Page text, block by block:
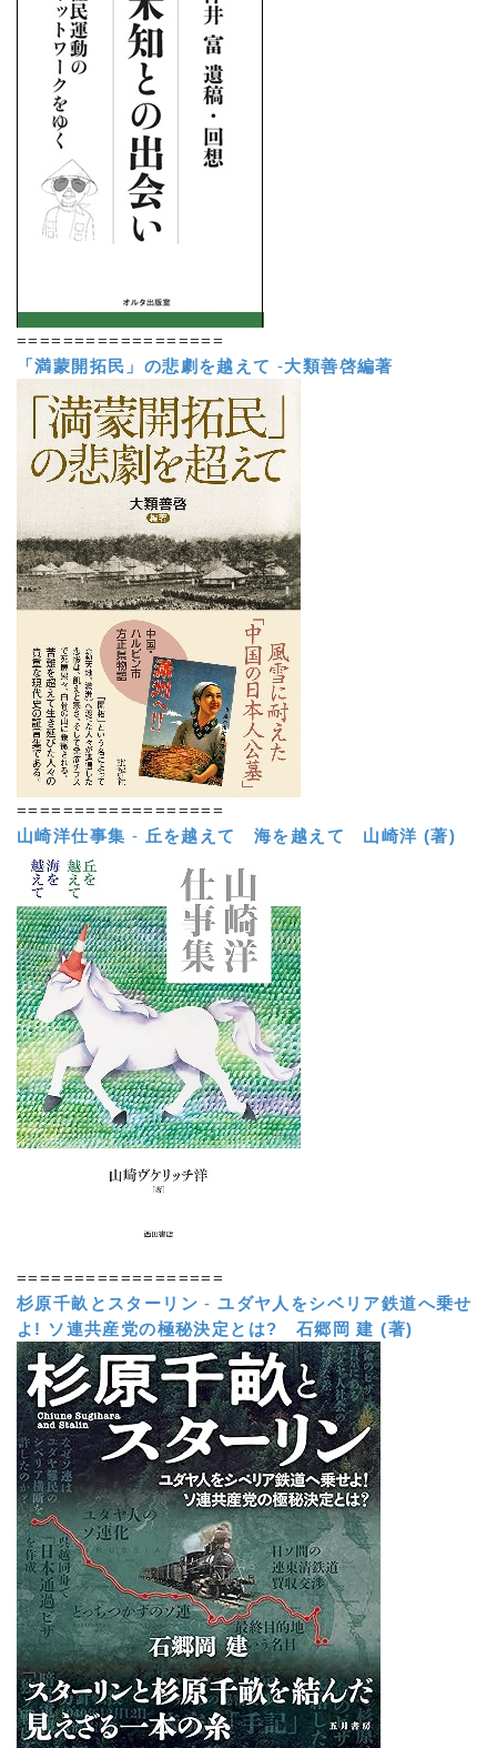
==================
「満蒙開拓民」の悲劇を越えて -大類善啓編著
==================
山崎洋仕事集 - 丘を越えて 海を越えて 山崎洋 (著)
==================
杉原千畝とスターリン -ユダヤ人をシベリア鉄道へ乗せ
よ! ソ連共産党の極秘決定とは?
石郷岡 建 (著)